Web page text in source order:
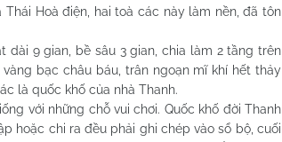
Hoà điện, hai toà các này làm nền, đã tôn
9 gian, bề sâu 3 gian, chia làm 2 tầng trên
bạc châu báu, trân ngoạn mĩ khí hết thảy
là quốc khố của nhà Thanh.
với những chỗ vui chơi. Quốc khố đời Thanh
hoặc chi ra đều phải ghi chép vào sổ bộ, cuối